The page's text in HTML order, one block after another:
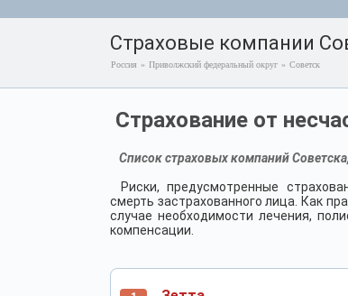
Страховые компании
Россия » Приволжский федеральный округ » Советск
Страхование от
Список страховых компаний
Риски, предусмотренные
смерть застрахованного лица. Как
случае необходимости лечения,
компенсации.